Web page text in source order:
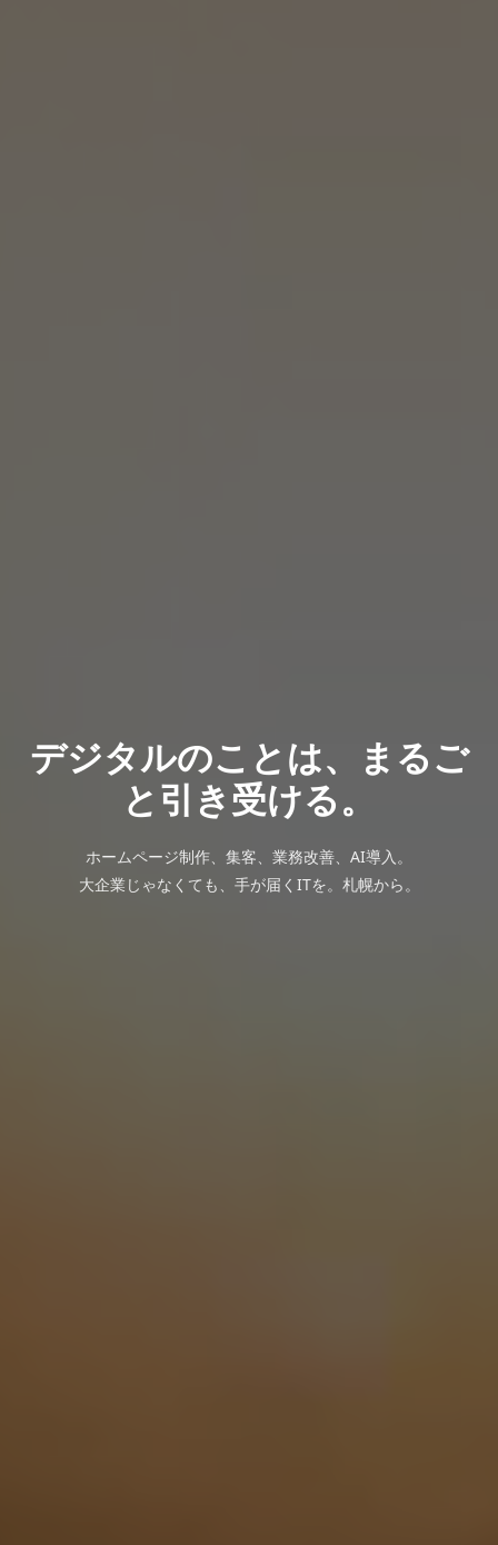
デジタルのことは、まるご
と引き受ける。
ホームページ制作、集客、業務改善、AI導入。
大企業じゃなくても、手が届くITを。札幌から。